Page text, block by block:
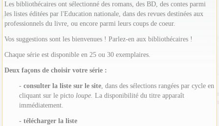
Les bibliothécaires ont sélectionné des romans, des BD, des contes parmi
les listes éditées par l'Education nationale, dans des revues destinées aux
professionnels du livre, ou encore parmi leurs coups de coeur.
Vos suggestions sont les bienvenues ! Parlez-en aux bibliothécaires !
Chaque série est disponible en 25 ou 30 exemplaires.
Deux façons de choisir votre série :
- consulter la liste sur le site, dans des sélections rangées par cycle en
cliquant sur le picto loupe. La disponibilité du titre apparaît
immédiatement.
- télécharger la liste